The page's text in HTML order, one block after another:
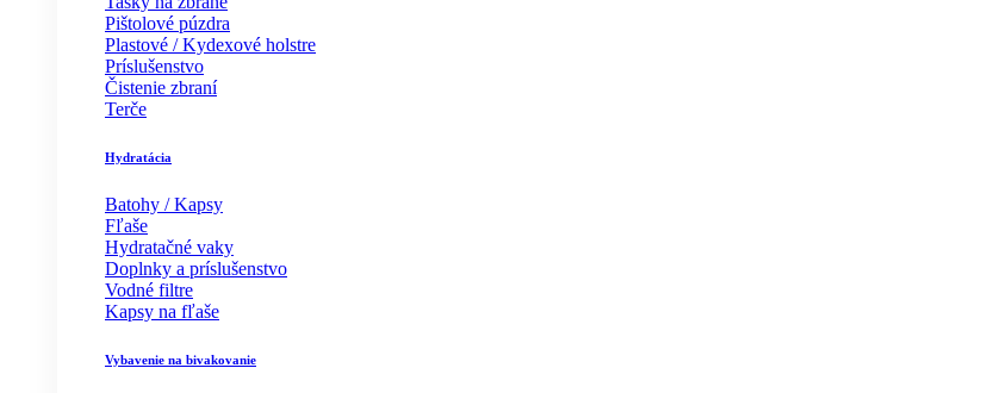
Pištolové púzdra
Plastové / Kydexové holstre
Príslušenstvo
Čistenie zbraní
Terče
Hydratácia
Batohy / Kapsy
Fľaše
Hydratačné vaky
Doplnky a príslušenstvo
Vodné filtre
Kapsy na fľaše
Vybavenie na bivakovanie